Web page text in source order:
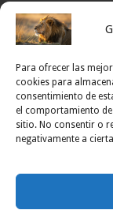
Para ofrecer las
cookies para
consentimiento de
el comportamiento
sitio. No consentir o
negativamente a
Nuestra Esencia
Pulso Global
POLÍTICA DE
TÉRMINOS Y
Opt-out preferences